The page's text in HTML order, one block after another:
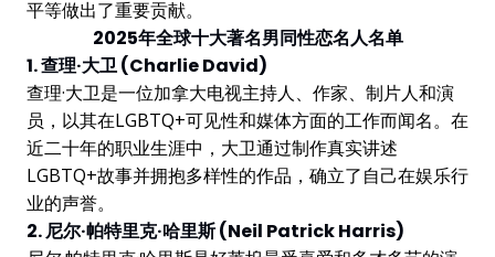
平等做出了重要贡献。
2025年全球十大著名男同性恋名人名单
1. 查理·大卫 (Charlie David)
查理·大卫是一位加拿大电视主持人、作家、制片人和演
员，以其在LGBTQ+可见性和媒体方面的工作而闻名。在
近二十年的职业生涯中，大卫通过制作真实讲述
LGBTQ+故事并拥抱多样性的作品，确立了自己在娱乐行
业的声誉。
2. 尼尔·帕特里克·哈里斯 (Neil Patrick Harris)